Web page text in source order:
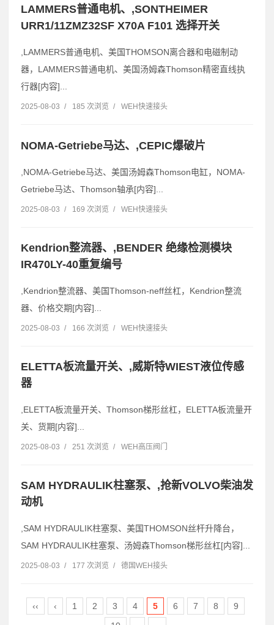
LAMMERS普通电机、,SONTHEIMER
URR1/11ZMZ32SF X70A F101 选择开关
,LAMMERS普通电机、美国THOMSON离合器和电磁制动
器，LAMMERS普通电机、美国汤姆森Thomson精密直线执
行器[内容]...
2025-08-03 / 185 次浏览 / WEH快速接头
NOMA-Getriebe马达、,CEPIC爆破片
,NOMA-Getriebe马达、美国汤姆森Thomson电缸，NOMA-
Getriebe马达、Thomson轴承[内容]...
2025-08-03 / 169 次浏览 / WEH快速接头
Kendrion整流器、,BENDER 绝缘检测模块
IR470LY-40重复编号
,Kendrion整流器、美国Thomson-neff丝杠，Kendrion整流
器、价格交期[内容]...
2025-08-03 / 166 次浏览 / WEH快速接头
ELETTA板流量开关、,威斯特WIEST液位传感
器
,ELETTA板流量开关、Thomson梯形丝杠，ELETTA板流量开
关、货期[内容]...
2025-08-03 / 251 次浏览 / WEH高压阀门
SAM HYDRAULIK柱塞泵、,抢新VOLVO柴油发
动机
,SAM HYDRAULIK柱塞泵、美国THOMSON丝杆升降台，
SAM HYDRAULIK柱塞泵、汤姆森Thomson梯形丝杠[内容]...
2025-08-03 / 177 次浏览 / 德国WEH接头
‹‹ ‹ 1 2 3 4 5 6 7 8
9